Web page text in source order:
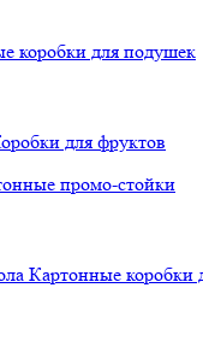
коробки для подушек
для фруктов
промо-стойки
Картонные коробки